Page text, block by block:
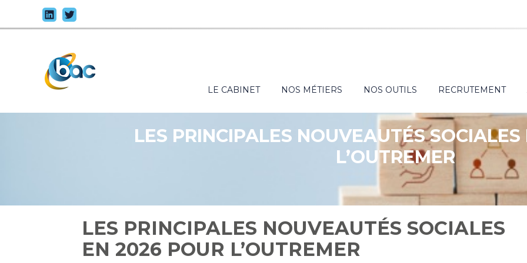
au
Principal
LE CABINET NOS MÉTIERS NOS OUTILS RECRUTEMENT
LES PRINCIPALES NOUVEAUTÉS
L’OUTREMER
LES PRINCIPALES NOUVEAUTÉS SOCIALES
EN 2026 POUR L’OUTREMER